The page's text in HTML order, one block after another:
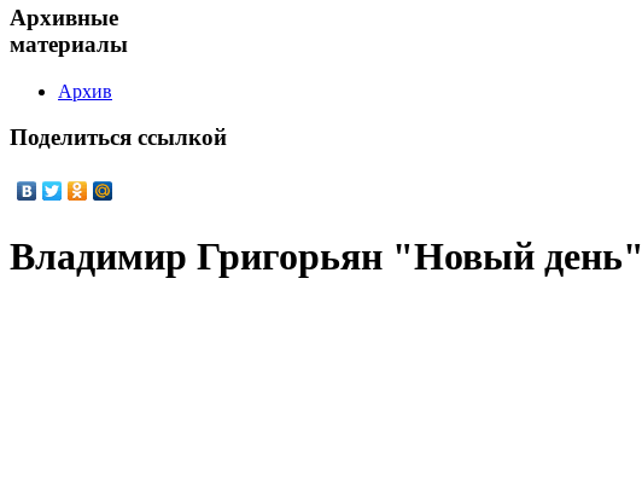
Архивные
материалы
Архив
Поделиться ссылкой
Владимир Григорьян "Новый день"